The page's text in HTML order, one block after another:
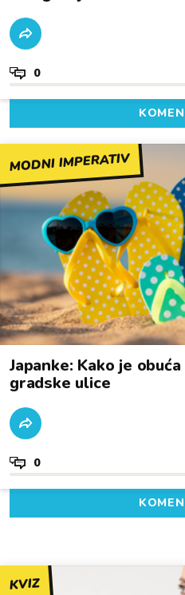
0
MODNI IMPERATIV
Japanke: Kako je
gradske ulice
0
KVIZ